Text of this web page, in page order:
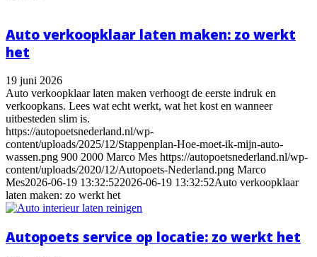
Auto verkoopklaar laten maken: zo werkt
het
19 juni 2026
Auto verkoopklaar laten maken verhoogt de eerste indruk en
verkoopkans. Lees wat echt werkt, wat het kost en wanneer
uitbesteden slim is.
https://autopoetsnederland.nl/wp-
content/uploads/2025/12/Stappenplan-Hoe-moet-ik-mijn-auto-
wassen.png 900 2000 Marco Mes https://autopoetsnederland.nl/wp-
content/uploads/2020/12/Autopoets-Nederland.png Marco
Mes2026-06-19 13:32:522026-06-19 13:32:52Auto verkoopklaar
laten maken: zo werkt het
Autopoets service op locatie: zo werkt het